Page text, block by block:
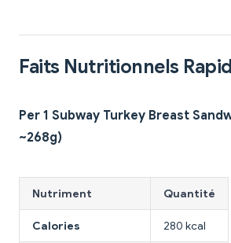
Faits Nutritionnels
Per 1 Subway Turkey Breast
~268g)
Nutriment Quantité
Calories 280 kcal